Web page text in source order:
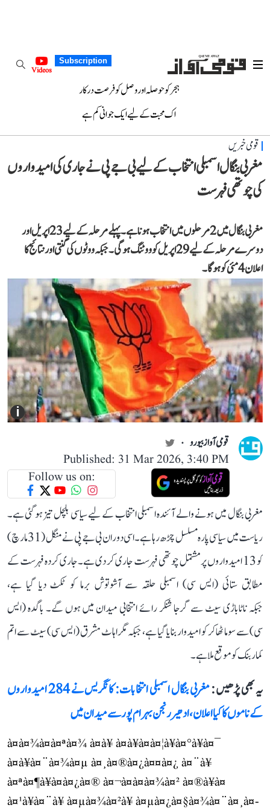
Subscription
Videos
ہجر کو حوصلہ اور وصل کو فرصت درکار
اک محبت کے لیے ایک جوانی کم ہے
قومی خبریں
مغربی بنگال اسمبلی انتخاب کے لیے بی جے پی نے جاری کی امیدواروں
کی چوتھی فہرست
مغربی بنگال میں 2 مرحلوں میں انتخاب ہونا ہے۔ پہلے مرحلہ کے لیے 23 اپریل اور
دوسرے مرحلہ کے لیے 29 اپریل کو ووٹنگ ہوگی۔ جبکہ ووٹوں کی گنتی اور نتائج کا
اعلان 4 مئی کو ہوگا۔
i
قومی آواز بیورو
Published: 31 Mar 2026, 3:40 PM
Follow us on:
مغربی بنگال میں ہونے والے آئندہ اسمبلی انتخاب کے لیے سیاسی ہلچل تیز ہو گئی ہے۔
ریاست میں سیاسی پارہ مسلسل چڑھ رہا ہے۔ اسی دوران بی جے پی نے منگل (31 مارچ)
کو 13 امیدواروں پر مشتمل چوتھی فہرست جاری کر دی ہے۔ جاری کردہ فہرست کے
مطابق ستائی (ایس سی) اسمبلی حلقہ سے آشوتوش برما کو ٹکٹ دیا گیا ہے،
جبکہ ناٹاباڑی سیٹ سے گرجا شنکر رائے انتخابی میدان میں ہوں گے۔ باگدہ (ایس
سی) سے سوما ٹھاکر کو امیدوار بنایا گیا ہے، جبکہ مگراہاٹ مشرق (ایس سی) سیٹ سے اتم
کمار بنک کو موقع ملا ہے۔
یہ بھی پڑھیں :
مغربی بنگال اسمبلی انتخابات: کانگریس نے 284 امیدواروں
کے ناموں کا کیا اعلان، ادھیر رنجن بہرام پور سے میدان میں
à¤­à¤¾à¤à¤ªà¤¾ à¤à¥ à¤à¥à¤à¤¦à¥à¤°à¥à¤¯
à¤à¥à¤¨à¤¾à¤µ à¤¸à¤®à¤¿à¤¤à¤¿ à¤¨à¥
à¤ªà¤¶à¥à¤à¤¿à¤® à¤¬à¤à¤à¤¾à¤² à¤®à¥à¤
à¤¹à¥à¤¨à¥ à¤µà¤¾à¤²à¥ à¤µà¤¿à¤§à¤¾à¤¨à¤¸à¤­